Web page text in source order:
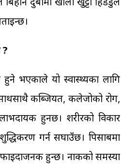
भएकाले यो स्वास्थ्यका लागि
कब्जियत, कलेजोको रोग,
हुनछ। शरीरको विकार
गर्न सघाउँछ। पिसाबमा
हुन्छ। नाकको समस्या